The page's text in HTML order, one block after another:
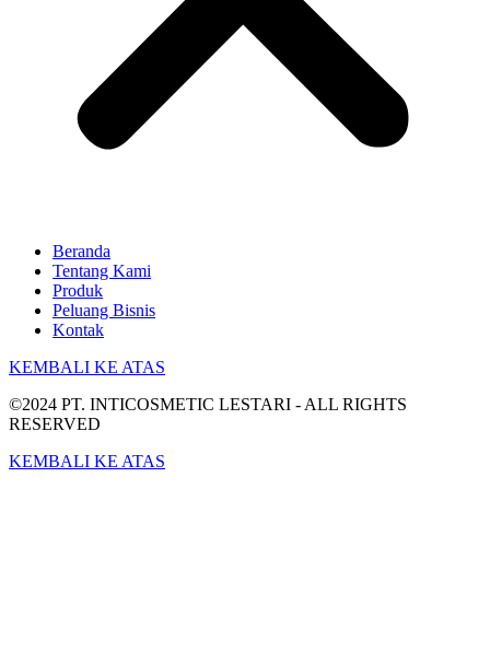
Beranda
Tentang Kami
Produk
Peluang Bisnis
Kontak
KEMBALI KE ATAS
©2024 PT. INTICOSMETIC LESTARI - ALL RIGHTS
RESERVED
KEMBALI KE ATAS